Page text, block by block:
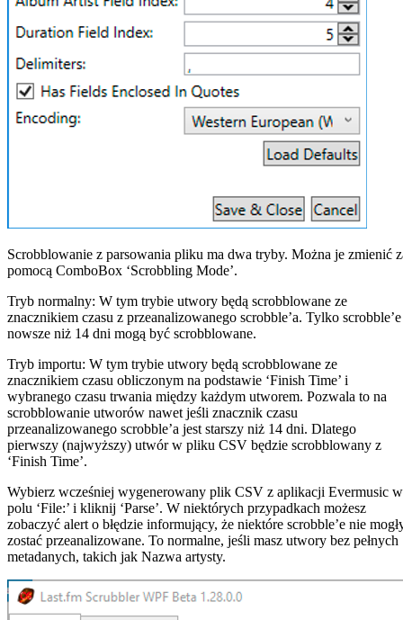
Scrobblowanie z parsowania pliku ma dwa tryby. Można je zmienić
pomocą ComboBox ‘Scrobbling Mode’.
Tryb normalny: W tym trybie utwory będą scrobblowane ze
znacznikiem czasu z przeanalizowanego scrobble’a. Tylko scrobble’e
nowsze niż 14 dni mogą być scrobblowane.
Tryb importu: W tym trybie utwory będą scrobblowane ze
znacznikiem czasu obliczonym na podstawie ‘Finish Time’ i
wybranego czasu trwania między każdym utworem. Pozwala to na
scrobblowanie utworów nawet jeśli znacznik czasu
przeanalizowanego scrobble’a jest starszy niż 14 dni. Dlatego
pierwszy (najwyższy) utwór w pliku CSV będzie scrobblowany z
‘Finish Time’.
Wybierz wcześniej wygenerowany plik CSV z aplikacji Evermusic w
polu ‘File:’ i kliknij ‘Parse’. W niektórych przypadkach możesz
zobaczyć alert o błędzie informujący, że niektóre scrobble’e nie
zostać przeanalizowane. To normalne, jeśli masz utwory bez pełnych
metadanych, takich jak Nazwa artysty.